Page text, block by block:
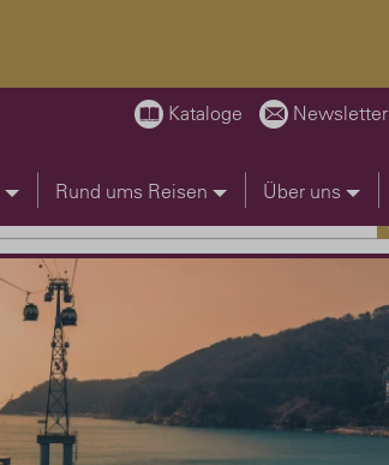
Kataloge Newsletter
Rund ums Reisen Über uns